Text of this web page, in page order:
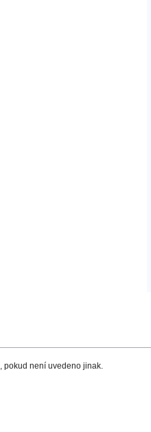
, pokud není uvedeno jinak.